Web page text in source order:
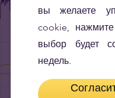
вы желаете
cookie,
выбор будет
недель.